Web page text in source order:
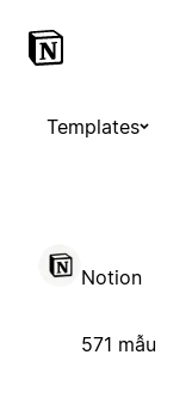
Templates
Notion
571 mẫu